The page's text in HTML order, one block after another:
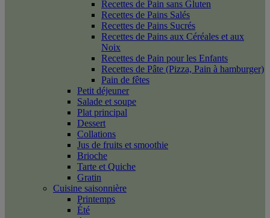
Recettes de Pain sans Gluten
Recettes de Pains Salés
Recettes de Pains Sucrés
Recettes de Pains aux Céréales et aux
Noix
Recettes de Pain pour les Enfants
Recettes de Pâte (Pizza, Pain à hamburger)
Pain de fêtes
Petit déjeuner
Salade et soupe
Plat principal
Dessert
Collations
Jus de fruits et smoothie
Brioche
Tarte et Quiche
Gratin
Cuisine saisonnière
Printemps
Été